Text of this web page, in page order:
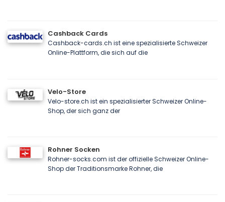
Cashback Cards
Cashback-cards.ch ist eine spezialisierte Schweizer
Online-Plattform, die sich auf die
Velo-Store
Velo-store.ch ist ein spezialisierter Schweizer Online-
Shop, der sich ganz der
Rohner Socken
Rohner-socks.com ist der offizielle Schweizer Online-
Shop der Traditionsmarke Rohner, die